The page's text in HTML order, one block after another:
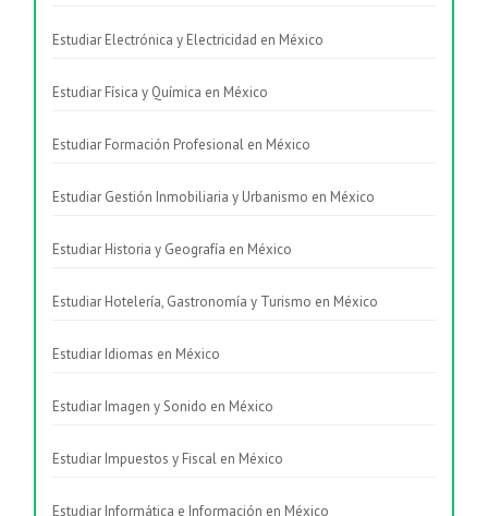
Estudiar Electrónica y Electricidad en México
Estudiar Física y Química en México
Estudiar Formación Profesional en México
Estudiar Gestión Inmobiliaria y Urbanismo en México
Estudiar Historia y Geografía en México
Estudiar Hotelería, Gastronomía y Turismo en México
Estudiar Idiomas en México
Estudiar Imagen y Sonido en México
Estudiar Impuestos y Fiscal en México
Estudiar Informática e Información en México